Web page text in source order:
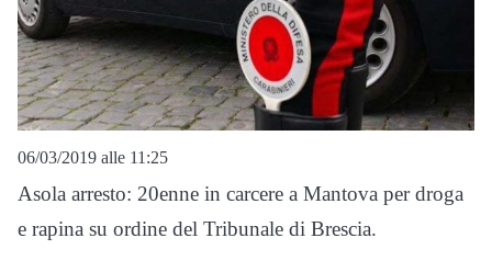
06/03/2019 alle 11:25
Asola arresto: 20enne in carcere a Mantova per droga
e rapina su ordine del Tribunale di Brescia.